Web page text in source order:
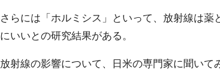
さらには「ホルミシス」といって、放射線は
にいいとの研究結果がある。
放射線の影響について、日米の専門家に聞いて